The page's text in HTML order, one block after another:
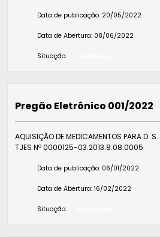
Data de publicação: 20/05/2022
Data de Abertura: 08/06/2022
Situação:
Pregão Eletrônico 001/2022
AQUISIÇÃO DE MEDICAMENTOS PARA D.
TJES Nº 0000125-03.2013.8.08.0005
Data de publicação: 06/01/2022
Data de Abertura: 16/02/2022
Situação: